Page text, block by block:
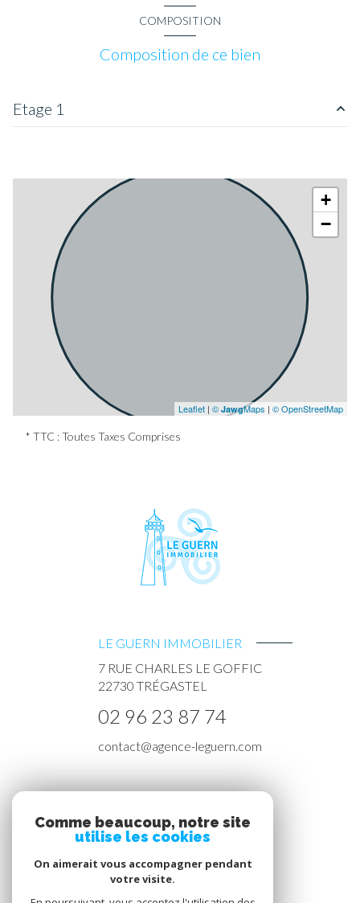
COMPOSITION
Composition de ce bien
Etage 1
+
−
Leaflet | © JawgMaps | © OpenStreetMap
* TTC : Toutes Taxes Comprises
LE GUERN IMMOBILIER
7 RUE CHARLES LE GOFFIC
22730 TRÉGASTEL
02 96 23 87 74
contact@agence-leguern.com
Nous suivre
Comme beaucoup, notre site
utilise les cookies
On aimerait vous accompagner pendant
votre visite.